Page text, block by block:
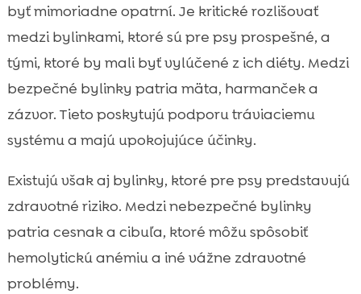
byť mimoriadne opatrní. Je kritické rozlišovať
medzi bylinkami, ktoré sú pre psy prospešné, a
tými, ktoré by mali byť vylúčené z ich diéty. Medzi
bezpečné bylinky patria mäta, harmanček a
zázvor. Tieto poskytujú podporu tráviaciemu
systému a majú upokojujúce účinky.
Existujú však aj bylinky, ktoré pre psy predstavujú
zdravotné riziko. Medzi nebezpečné bylinky
patria cesnak a cibuľa, ktoré môžu spôsobiť
hemolytickú anémiu a iné vážne zdravotné
problémy.